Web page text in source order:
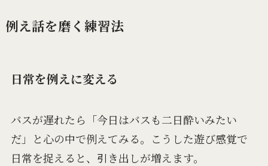
例え話を磨く練習法
日常を例えに変える
バスが遅れたら「今日はバスも二日酔いみたい
だ」と心の中で例えてみる。こうした遊び感覚で
日常を捉えると、引き出しが増えます。